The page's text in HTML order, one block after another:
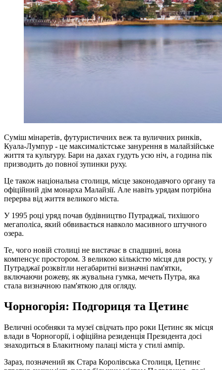
Суміш мінаретів, футуристичних веж та вуличних ринків,
Куала-Лумпур - це максималістське занурення в малайзійське
життя та культуру. Бари на дахах гудуть усю ніч, а година пік
призводить до повної зупинки руху.
Це також національна столиця, місце законодавчого органу та
офіційний дім монарха Малайзії. Але навіть урядам потрібна
перерва від життя великого міста.
У 1995 році уряд почав будівництво Путраджаї, тихішого
мегаполіса, який обвивається навколо масивного штучного
озера.
Те, чого новій столиці не вистачає в спадщині, вона
компенсує простором. З великою кількістю місця для росту, у
Путраджаї розквітли негабаритні визначні пам'ятки,
включаючи рожеву, як жувальна гумка, мечеть Путра, яка
стала визначною пам'яткою для огляду.
Чорногорія: Подгориця та Цетинє
Величні особняки та музеї свідчать про роки Цетинє як місця
влади в Чорногорії, і офіційна резиденція Президента досі
знаходиться в Блакитному палаці міста у стилі ампір.
Зараз, позначений як Стара Королівська Столиця, Цетинє